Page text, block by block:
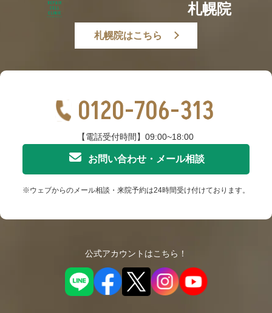
札幌院
札幌院はこちら
0120-706-313
【電話受付時間】09:00~18:00
お問い合わせ・メール相談
※ウェブからのメール相談・来院予約は24時間受け付けております。
公式アカウントはこちら！